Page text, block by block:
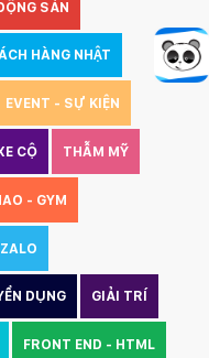
SẢN
HÀNG NHẬT
EVENT - SỰ KIỆN
CỘ THẪM MỸ
- GYM
DỤNG GIẢI TRÍ
FRONT END - HTML